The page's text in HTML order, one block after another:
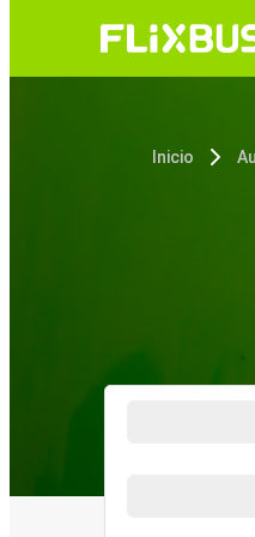
Inicio